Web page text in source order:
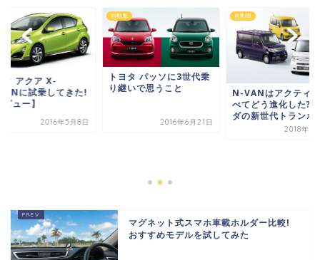
自動車
トヨタ パッソに3世代乗
り継いで思うこと
2016年6月21日
N-VANはアクティと比
べてどう進化した?ホン
ダの新世代トランポを...
自動車
トヨタ アク
マグネット式スマホ車載ホルダー比較!
おすすめモデルを試してみた